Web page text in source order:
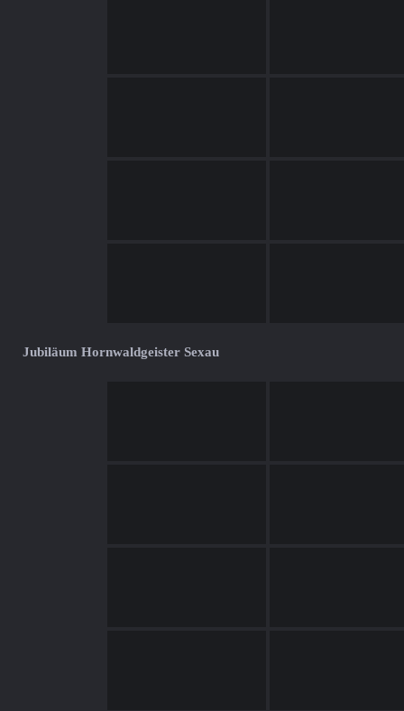
Jubiläum Hornwaldgeister Sexau